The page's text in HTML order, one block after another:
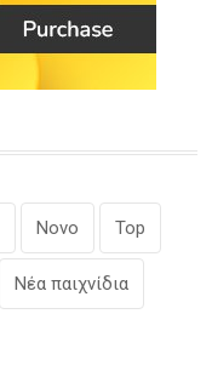
Novo Top
Νέα παιχνίδια